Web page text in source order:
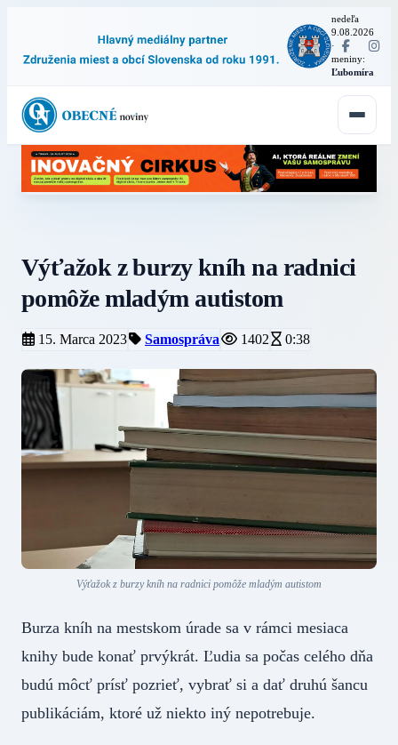
nedeľa
9.08.2026
·
meniny:
Ľubomíra
Výťažok z burzy kníh na radnici
pomôže mladým autistom
15. Marca 2023 Samospráva 1402 0:38
Výťažok z burzy kníh na radnici pomôže mladým autistom
Burza kníh na mestskom úrade sa v rámci mesiaca
knihy bude konať prvýkrát. Ľudia sa počas celého dňa
budú môcť prísť pozrieť, vybrať si a dať druhú šancu
publikáciám, ktoré už niekto iný nepotrebuje.